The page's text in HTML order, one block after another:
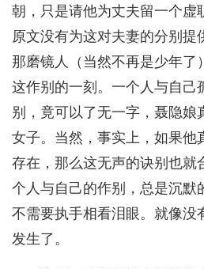
朝，只是请他为丈夫留一个虚
原文没有为这对夫妻的分别提
那磨镜人（当然不再是少年了
这作别的一刻。一个人与自己
别，竟可以了无一字，聂隐娘
女子。当然，事实上，如果他
存在，那么这无声的诀别也就
个人与自己的作别，总是沉默
不需要执手相看泪眼。就像没
发生了。